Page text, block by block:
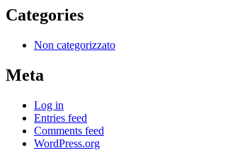
Categories
Non categorizzato
Meta
Log in
Entries feed
Comments feed
WordPress.org